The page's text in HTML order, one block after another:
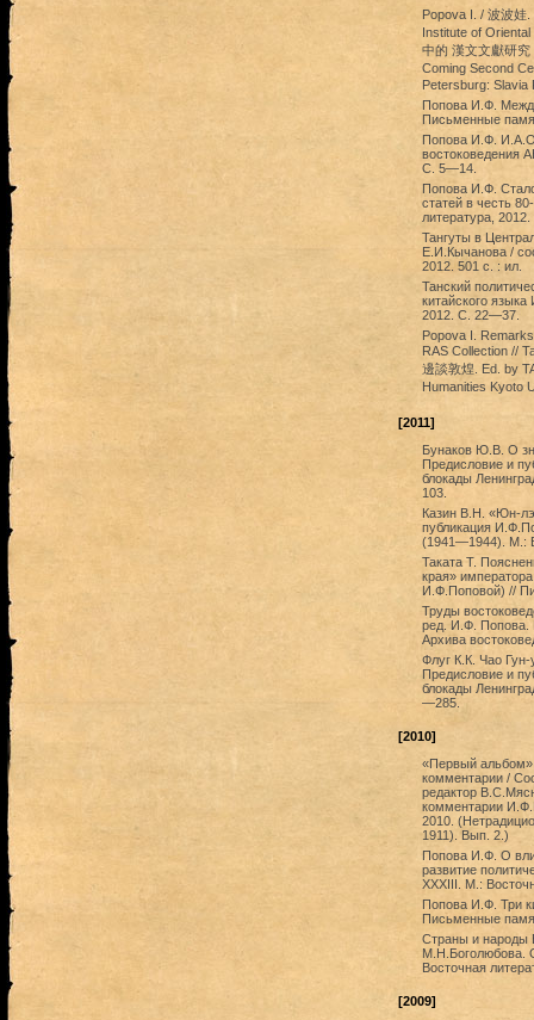
Popova I. / 波波娃.
Institute of
中的 漢文文獻研
Coming Second
Petersburg:
Попова И.Ф.
Письменные
Попова И.Ф.
востоковедения
С. 5—14.
Попова И.Ф.
статей в честь
литература,
Тангуты в
Е.И.Кычанова /
2012. 501 с. : ил.
Танский
китайского
2012. С. 22—37.
Popova I.
RAS Collection //
邊談敦煌. Ed. by
Humanities Kyoto
[2011]
Бунаков Ю.В. О
Предисловие и
блокады
103.
Казин В.Н. «Юн-лэ
публикация
(1941—1944). М.:
Таката Т.
края»
И.Ф.Поповой) //
Труды
ред. И.Ф. Попова.
Архива
Флуг К.К. Чао
Предисловие и
блокады
—285.
[2010]
«Первый
комментарии /
редактор
комментарии
2010.
1911). Вып. 2.)
Попова И.Ф. О
развитие
XXXIII. М.:
Попова И.Ф. Три
Письменные
Страны и народы
М.Н.Боголюбова.
Восточная
[2009]